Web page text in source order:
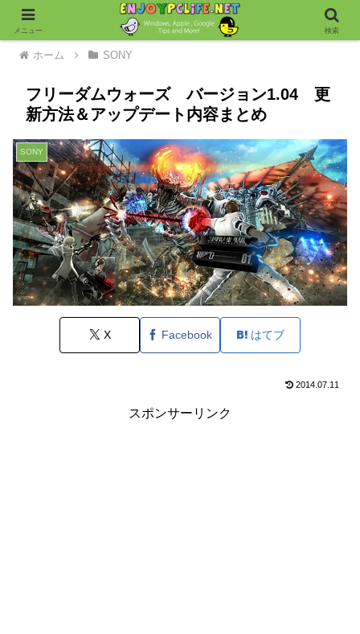
ホーム SONY
フリーダムウォーズ バージョン1.04 更
新方法＆アップデート内容まとめ
SONY
X Facebook はてブ
2014.07.11
スポンサーリンク
メニュー 検索